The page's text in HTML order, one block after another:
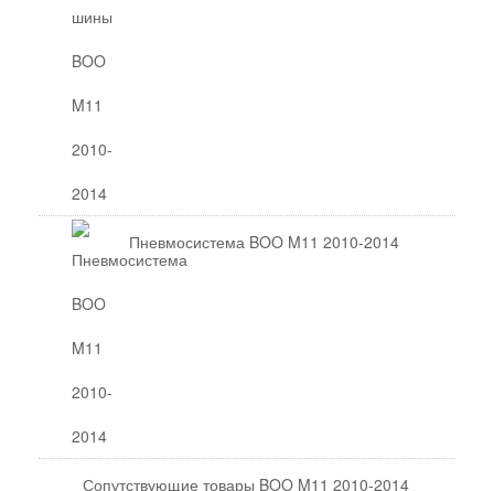
Пневмосистема BOO M11 2010-2014
Сопутствующие товары BOO M11 2010-2014